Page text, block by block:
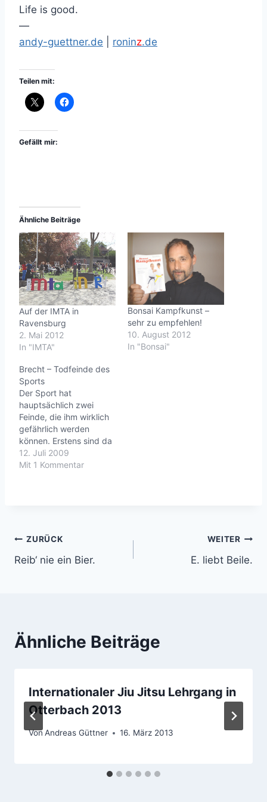
Life is good.
—
andy-guettner.de
roninz.de
Teilen mit:
Gefällt mir:
Ähnliche Beiträge
Auf der IMTA in
Ravensburg
2. Mai 2012
In "IMTA"
Bonsai Kampfkunst –
sehr zu empfehlen!
10. August 2012
In "Bonsai"
Brecht – Todfeinde des
Sports
Der Sport hat
hauptsächlich zwei
Feinde, die ihm wirklich
gefährlich werden
können. Erstens sind da
die Leute, die aus ihm
mit aller Gewalt eine
sei gesund, und
Schulen und auch durch
12. Juli 2009
Mit 1 Kommentar
Beitragsnavigation
ZURÜCK
Reib‘ nie ein Bier.
WEITER
E. liebt Beile.
Ähnliche Beiträge
Internationaler Jiu Jitsu Lehrgang in
Otterbach 2013
VonAndreas Güttner 16. März 2013